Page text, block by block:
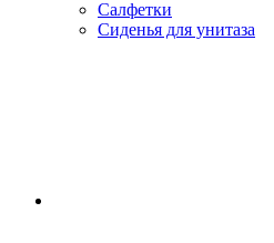
Салфетки
Сиденья для унитаза